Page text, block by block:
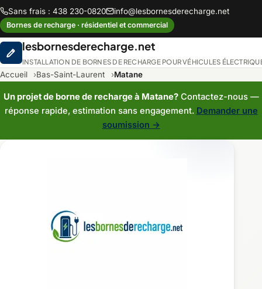
Sans frais : 438 230-0820 info@lesbornesderecharge.net
Bornes de recharge · résidentiel et commercial
lesbornesderecharge.net
INSTALLATION DE BORNES DE RECHARGE POUR VÉHICULES
Accueil Bas-Saint-Laurent Matane
Un projet de borne de recharge à Matane?Contactez-nous —
réponse rapide, estimation sans engagement. Demander une
soumission →